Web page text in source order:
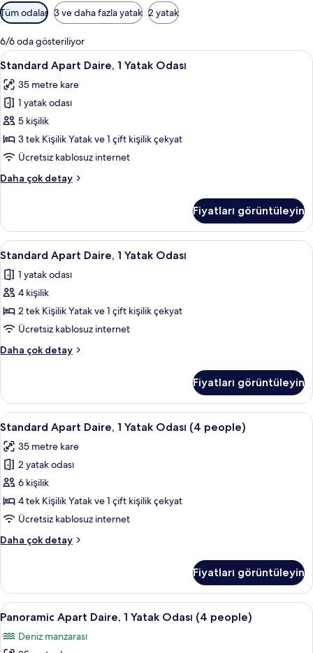
Odalar
için
mevcut
filtreler
Tüm odalar 3 ve daha fazla yatak 2 yatak
6/6 oda gösteriliyor
Standard
Apart
Daire,
Yatak
Odası
için
fotoğrafları
Standard Apart Daire, 1 Yatak
5
Standard Apart Daire, 1 Yatak Odası
35 metre kare
1 yatak odası
5 kişilik
3 tek Kişilik Yatak ve 1 çift kişilik çekyat
Ücretsiz kablosuz internet
Daha çok detay
Standard
Yatak
Odası
hakkında
fazla
detay
Fiyatları görüntüleyin
Standard
Apart
Daire,
1
Yatak
Odası
için
tüm
görün
Odada kasa, güneşlik/perde, ütü/ütü
7
Standard Apart Daire, 1 Yatak Odası
1 yatak odası
4 kişilik
2 tek Kişilik Yatak ve 1 çift kişilik çekyat
Ücretsiz kablosuz internet
Daha çok detay
Standard
Yatak
Odası
hakkında
fazla
detay
Fiyatları görüntüleyin
Standard
Apart
Daire,
Yatak
Odası
(4
için
görün
Odada kasa, güneşlik/perde, ütü/ütü
8
Standard Apart Daire, 1 Yatak Odası (4 people)
35 metre kare
2 yatak odası
6 kişilik
4 tek Kişilik Yatak ve 1 çift kişilik çekyat
Ücretsiz kablosuz internet
Daha çok detay
Standard
Yatak
Odası
(4
hakkında
Fiyatları görüntüleyin
Panoramic
Apart
Daire,
Odada kasa, güneşlik/perde, ütü/ütü
10
Panoramic Apart Daire, 1 Yatak Odası (4 people)
Deniz manzarası